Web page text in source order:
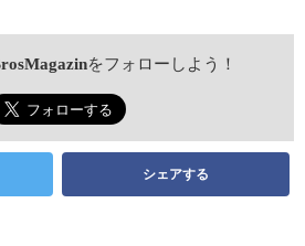
をフォローしよう！
シェアする